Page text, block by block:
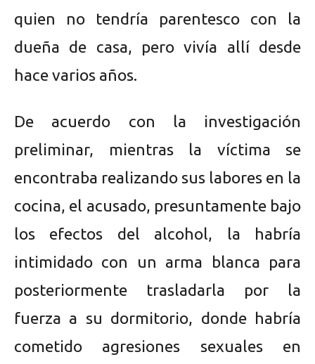
quien no tendría parentesco con la
dueña de casa, pero vivía allí desde
hace varios años.
De acuerdo con la investigación
preliminar, mientras la víctima se
encontraba realizando sus labores en la
cocina, el acusado, presuntamente bajo
los efectos del alcohol, la habría
intimidado con un arma blanca para
posteriormente trasladarla por la
fuerza a su dormitorio, donde habría
cometido agresiones sexuales en